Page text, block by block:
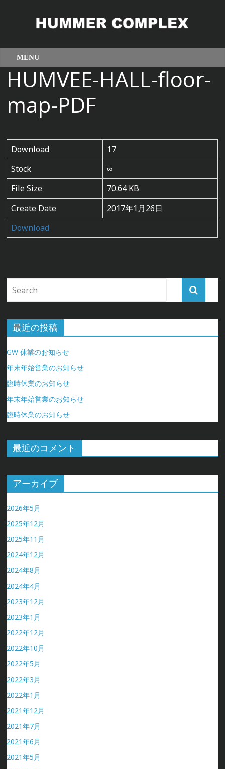
HUMVEE-HALL-floor-
map-PDF
Download
17
Stock
∞
File Size
70.64 KB
Create Date
2017年1月26日
Download
最近の投稿
GW 休業のお知らせ
年末年始営業のお知らせ
臨時休業のお知らせ
年末年始営業のお知らせ
臨時休業のお知らせ
最近のコメント
アーカイブ
2026年5月
2025年12月
2025年11月
2024年12月
2024年8月
2024年4月
2023年12月
2023年1月
2022年12月
2022年10月
2022年5月
2022年3月
2022年1月
2021年12月
2021年7月
2021年6月
2021年5月